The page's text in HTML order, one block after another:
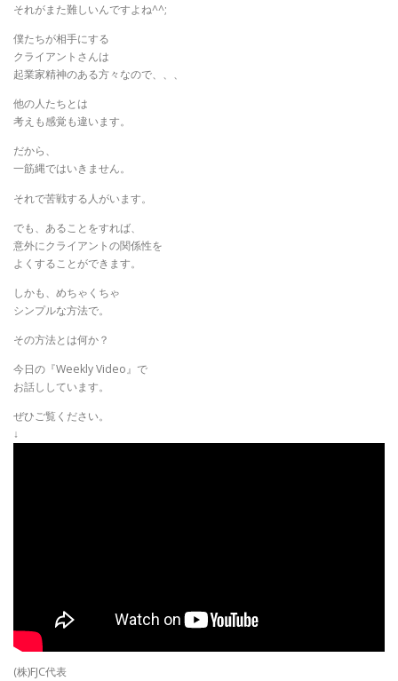
それがまた難しいんですよね^^;
僕たちが相手にする
クライアントさんは
起業家精神のある方々なので、、、
他の人たちとは
考えも感覚も違います。
だから、
一筋縄ではいきません。
それで苦戦する人がいます。
でも、あることをすれば、
意外にクライアントの関係性を
よくすることができます。
しかも、めちゃくちゃ
シンプルな方法で。
その方法とは何か？
今日の『Weekly Video』で
お話ししています。
ぜひご覧ください。
↓
(株)FJC代表